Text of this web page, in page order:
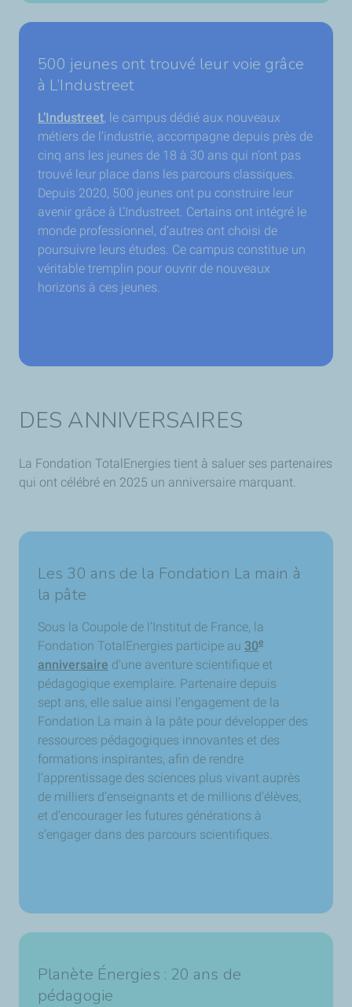
500 jeunes ont trouvé leur voie grâce
à L’Industreet
L’Industreet, le campus dédié aux nouveaux
métiers de l’industrie, accompagne depuis près de
cinq ans les jeunes de 18 à 30 ans qui n’ont pas
trouvé leur place dans les parcours classiques.
Depuis 2020, 500 jeunes ont pu construire leur
avenir grâce à L’Industreet. Certains ont intégré le
monde professionnel, d’autres ont choisi de
poursuivre leurs études. Ce campus constitue un
véritable tremplin pour ouvrir de nouveaux
horizons à ces jeunes.
DES ANNIVERSAIRES
La Fondation TotalEnergies tient à saluer ses partenaires
qui ont célébré en 2025 un anniversaire marquant.
Les 30 ans de la Fondation La main à
la pâte
Sous la Coupole de l’Institut de France, la
Fondation TotalEnergies participe au 30e
anniversaire d’une aventure scientifique et
pédagogique exemplaire. Partenaire depuis
sept ans, elle salue ainsi l’engagement de la
Fondation La main à la pâte pour développer des
ressources pédagogiques innovantes et des
formations inspirantes, afin de rendre
l’apprentissage des sciences plus vivant auprès
de milliers d’enseignants et de millions d’élèves,
et d’encourager les futures générations à
s’engager dans des parcours scientifiques.
Planète Énergies : 20 ans de
pédagogie